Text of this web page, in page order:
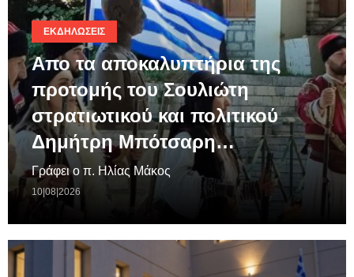
ΕΚΔΗΛΏΣΕΙΣ
Απο τα αποκαλυπτήρια της
προτομής του Σουλιώτη
στρατιωτικού και πολιτικού
Δημήτρη Μπότσαρη…
Γράφει ο π. Ηλίας Μάκος
10|08|2026